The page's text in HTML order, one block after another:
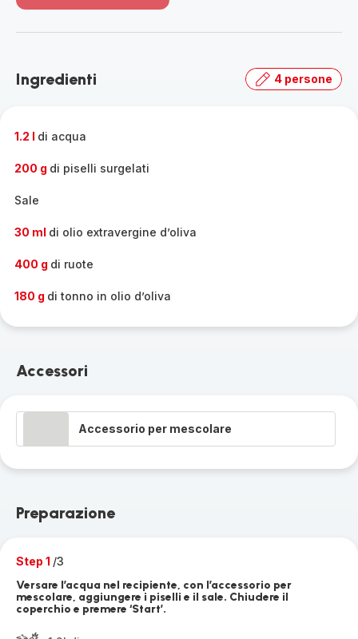
dettagli
la
Ingredienti 4 persone
1.2 l di acqua
200 g di piselli surgelati
Sale
30 ml di olio extravergine d’oliva
400 g di ruote
180 g di tonno in olio d’oliva
Accessori
Accessorio per mescolare
Preparazione
Step 1 /3
Versare l’acqua nel recipiente, con l’accessorio per
mescolare, aggiungere i piselli e il sale. Chiudere il
coperchio e premere ‘Start’.